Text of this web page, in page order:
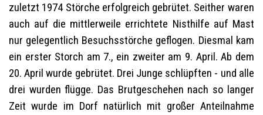
zuletzt 1974 Störche erfolgreich gebrütet. Seither waren
auch auf die mittlerweile errichtete Nisthilfe auf Mast
nur gelegentlich Besuchsstörche geflogen. Diesmal kam
ein erster Storch am 7., ein zweiter am 9. April. Ab dem
20. April wurde gebrütet. Drei Junge schlüpften - und alle
drei wurden flügge. Das Brutgeschehen nach so langer
Zeit wurde im Dorf natürlich mit großer Anteilnahme